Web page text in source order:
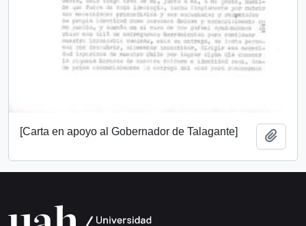
[Carta en apoyo al Gobernador de Talagante]